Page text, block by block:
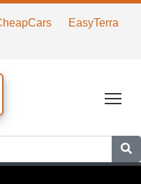
EasyTerra